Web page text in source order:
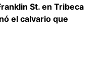
St. en Tribeca
el calvario que